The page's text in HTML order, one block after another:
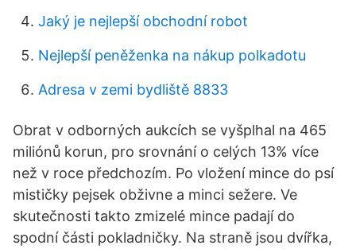
Jaký je nejlepší obchodní robot
Nejlepší peněženka na nákup polkadotu
Adresa v zemi bydliště 8833
Obrat v odborných aukcích se vyšplhal na 465
miliónů korun, pro srovnání o celých 13% více
než v roce předchozím. Po vložení mince do psí
mističky pejsek obživne a minci sežere. Ve
skutečnosti takto zmizelé mince padají do
spodní části pokladničky. Na straně jsou dvířka,